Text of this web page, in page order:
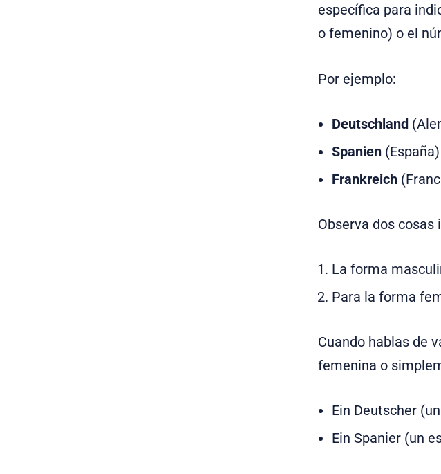
específica para
o femenino) o el
Por ejemplo:
Deutschland
Spanien
Frankreich
Observa dos cosas
La forma
Para la forma
Cuando hablas de
femenina o
Ein Deutscher
Ein Spanier (un